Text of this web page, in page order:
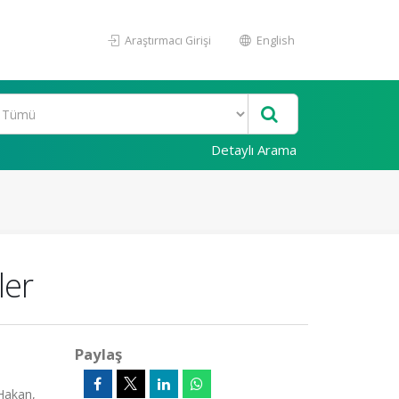
Araştırmacı Girişi English
Detaylı Arama
Paylaş